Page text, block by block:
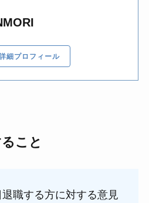
細プロフィール
こと
職する方に対する意見